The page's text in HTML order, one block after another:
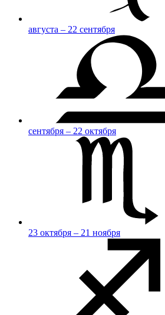
августа – 22 сентября
сентября – 22 октября
23 октября – 21 ноября